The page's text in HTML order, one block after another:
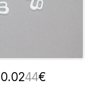
44€